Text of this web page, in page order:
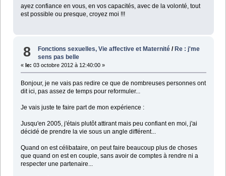
ayez confiance en vous, en vos capacités, avec de la volonté, tout
est possible ou presque, croyez moi !!!
8 Fonctions sexuelles, Vie affective et Maternité / Re : j'me
sens pas belle
« le: 03 octobre 2012 à 12:40:00 »
Bonjour, je ne vais pas redire ce que de nombreuses personnes ont
dit ici, pas assez de temps pour reformuler...
Je vais juste te faire part de mon expérience :
Jusqu'en 2005, j'étais plutôt attirant mais peu confiant en moi, j'ai
décidé de prendre la vie sous un angle différent...
Quand on est célibataire, on peut faire beaucoup plus de choses
que quand on est en couple, sans avoir de comptes à rendre ni a
respecter une partenaire...